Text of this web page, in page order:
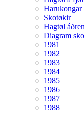
Harukongar
Skotøkir
Hagtøl
Diagram
1981
1982
1983
1984
1985
1986
1987
1988